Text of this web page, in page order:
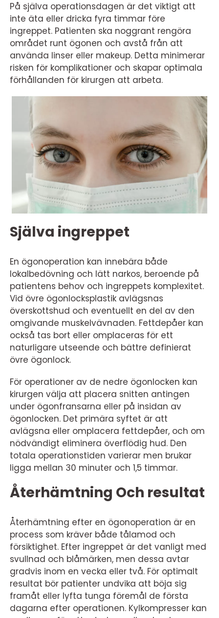
På själva operationsdagen är det viktigt att
inte äta eller dricka fyra timmar före
ingreppet. Patienten ska noggrant rengöra
området runt ögonen och avstå från att
använda linser eller makeup. Detta minimerar
risken för komplikationer och skapar optimala
förhållanden för kirurgen att arbeta.
Själva ingreppet
En ögonoperation kan innebära både
lokalbedövning och lätt narkos, beroende på
patientens behov och ingreppets komplexitet.
Vid övre ögonlocksplastik avlägsnas
överskottshud och eventuellt en del av den
omgivande muskelvävnaden. Fettdepåer kan
också tas bort eller omplaceras för ett
naturligare utseende och bättre definierat
övre ögonlock.
För operationer av de nedre ögonlocken kan
kirurgen välja att placera snitten antingen
under ögonfransarna eller på insidan av
ögonlocken. Det primära syftet är att
avlägsna eller omplacera fettdepåer, och om
nödvändigt eliminera överflödig hud. Den
totala operationstiden varierar men brukar
ligga mellan 30 minuter och 1,5 timmar.
Återhämtning Och resultat
Återhämtning efter en ögonoperation är en
process som kräver både tålamod och
försiktighet. Efter ingreppet är det vanligt med
svullnad och blåmärken, men dessa avtar
gradvis inom en vecka eller två. För optimalt
resultat bör patienter undvika att böja sig
framåt eller lyfta tunga föremål de första
dagarna efter operationen. Kylkompresser kan